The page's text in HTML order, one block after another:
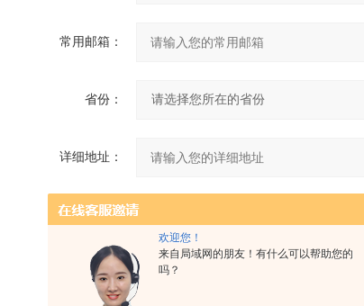
欢迎您！
来自局域网的朋友！有什么可以帮助您的
吗？
常用邮箱：
省份：
详细地址：
补充说明：